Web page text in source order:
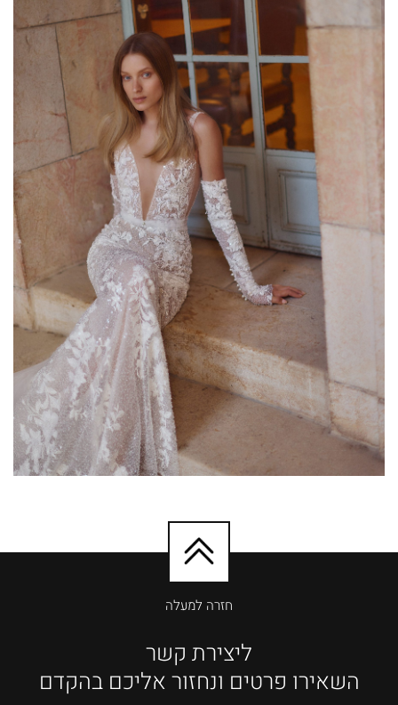
חזרה למעלה
ליצירת קשר
השאירו פרטים ונחזור אליכם בהקדם